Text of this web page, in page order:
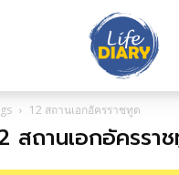
12 สถานเอกอัครราชทูต
สถานเอกอัครรา